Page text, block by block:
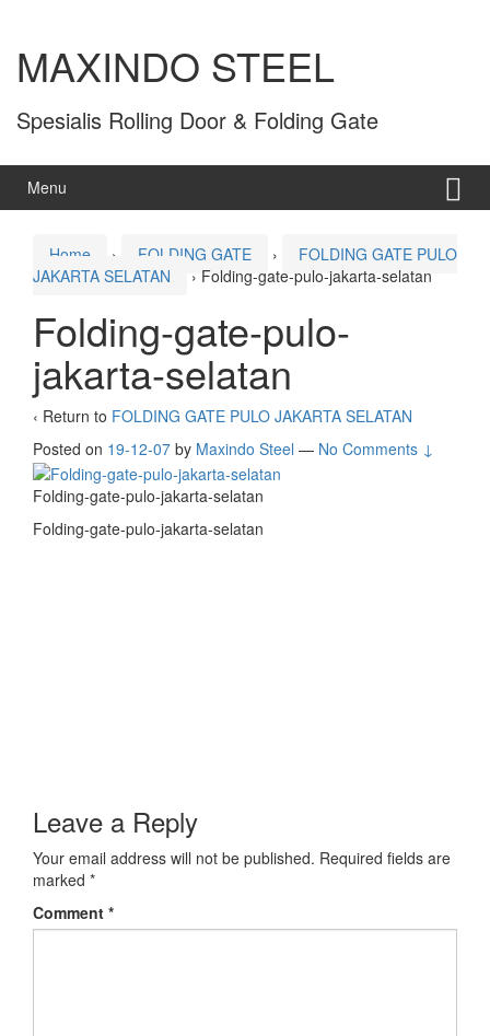
MAXINDO STEEL
Spesialis Rolling Door & Folding Gate
Menu
Home › FOLDING GATE ›
FOLDING GATE PULO
JAKARTA SELATAN
› Folding-gate-pulo-jakarta-selatan
Folding-gate-pulo-
jakarta-selatan
‹ Return to FOLDING GATE PULO JAKARTA SELATAN
Posted on 19-12-07 by Maxindo Steel — No Comments ↓
Folding-gate-pulo-jakarta-selatan
Folding-gate-pulo-jakarta-selatan
Leave a Reply
Your email address will not be published. Required fields are
marked *
Comment *